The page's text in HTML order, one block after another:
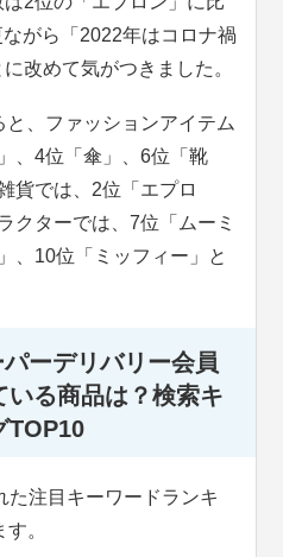
がら「2022年はコロナ禍
改めて気がつきました。
と、ファッションアイテム
、4位「傘」、6位「靴
貨では、2位「エプロ
クターでは、7位「ムーミ
、10位「ミッフィー」と
ーデリバリー会員
る商品は？検索キ
TOP10
た注目キーワードランキ
。